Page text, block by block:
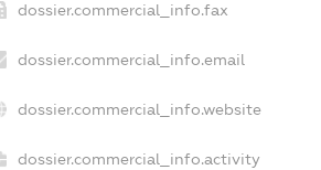
dossier.commercial_info.fax
dossier.commercial_info.email
dossier.commercial_info.website
dossier.commercial_info.activity